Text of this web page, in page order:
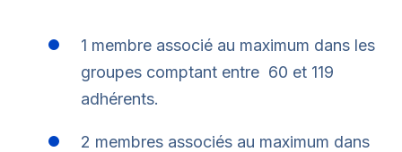
1 membre associé au maximum dans les
groupes comptant entre 60 et 119
adhérents.
2 membres associés au maximum dans